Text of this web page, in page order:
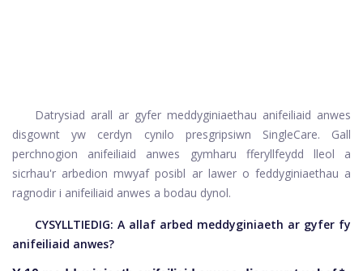
Datrysiad arall ar gyfer meddyginiaethau anifeiliaid anwes
disgownt yw cerdyn cynilo presgripsiwn SingleCare. Gall
perchnogion anifeiliaid anwes gymharu fferyllfeydd lleol a
sicrhau'r arbedion mwyaf posibl ar lawer o feddyginiaethau a
ragnodir i anifeiliaid anwes a bodau dynol.
CYSYLLTIEDIG: A allaf arbed meddyginiaeth ar gyfer fy
anifeiliaid anwes?